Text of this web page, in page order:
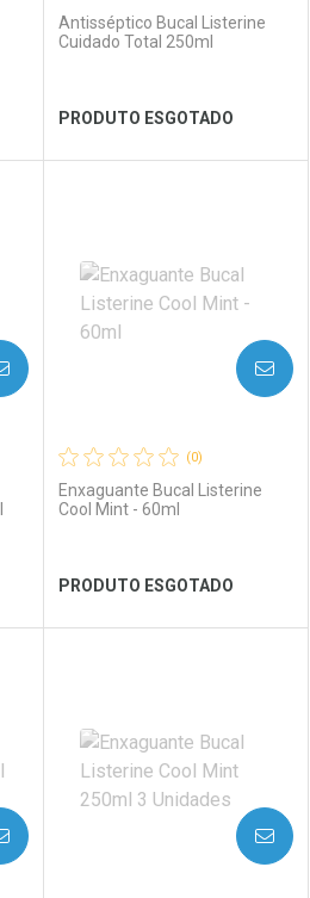
Ver Desconto Convênio
Antisséptico Bucal Listerine
Cuidado Total 250ml
PRODUTO ESGOTADO
Laboratório
Ver Desconto Convênio
Por Menos
(0)
Enxaguante Bucal Listerine
Cool Mint - 60ml
PRODUTO ESGOTADO
AVISE-ME
Laboratório
Por Menos
AVISE-ME